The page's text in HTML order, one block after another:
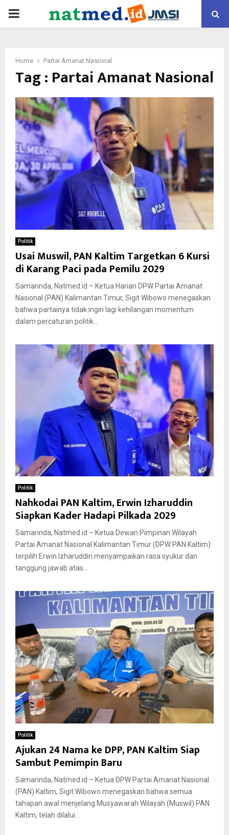
PRIMARY
Home Partai Amanat Nasional
Tag : Partai Amanat Nasional
Politik
Usai Muswil, PAN Kaltim Targetkan 6 Kursi
di Karang Paci pada Pemilu 2029
Samarinda, Natmed.id – Ketua Harian DPW Partai Amanat
Nasional (PAN) Kalimantan Timur, Sigit Wibowo menegaskan
bahwa partainya tidak ingin lagi kehilangan momentum
dalam percaturan politik...
Politik
Nahkodai PAN Kaltim, Erwin Izharuddin
Siapkan Kader Hadapi Pilkada 2029
Samarinda, Natmed.id – Ketua Dewan Pimpinan Wilayah
Partai Amanat Nasional Kalimantan Timur (DPW PAN Kaltim)
terpilih Erwin Izharuddin menyampaikan rasa syukur dan
tanggung jawab atas...
Politik
Ajukan 24 Nama ke DPP, PAN Kaltim Siap
Sambut Pemimpin Baru
Samarinda, Natmed.id – Ketua DPW Partai Amanat Nasional
(PAN) Kaltim, Sigit Wibowo menegaskan bahwa semua
tahapan awal menjelang Musyawarah Wilayah (Muswil) PAN
Kaltim, telah dilalui...